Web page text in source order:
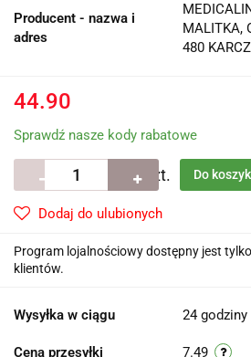
Producent - nazwa i
adres
MALITKA,
480
44.90
Sprawdź nasze kody rabatowe
szt. Do
Dodaj do ulubionych
Program lojalnościowy dostępny jest
klientów.
Wysyłka w ciągu 24 godziny
Cena przesyłki 7.49